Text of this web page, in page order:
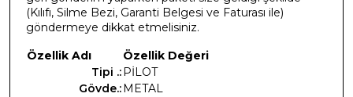
(Kılıfı, Silme Bezi, Garanti Belgesi ve Faturası ile)
göndermeye dikkat etmelisiniz.
Özellik Adı
Özellik Değeri
Tipi .:PİLOT
Gövde.:METAL